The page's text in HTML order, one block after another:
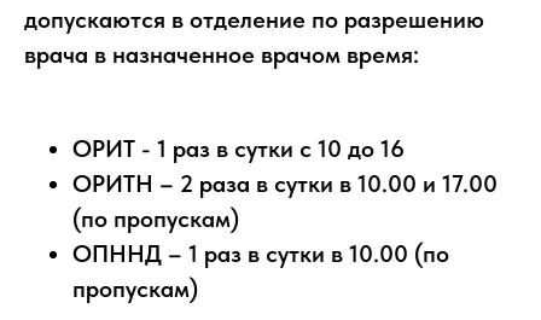
допускаются в отделение по разрешению
врача в назначенное врачом время:
ОРИТ - 1 раз в сутки с 10 до 16
ОРИТН – 2 раза в сутки в 10.00 и 17.00
(по пропускам)
ОПННД – 1 раз в сутки в 10.00 (по
пропускам)